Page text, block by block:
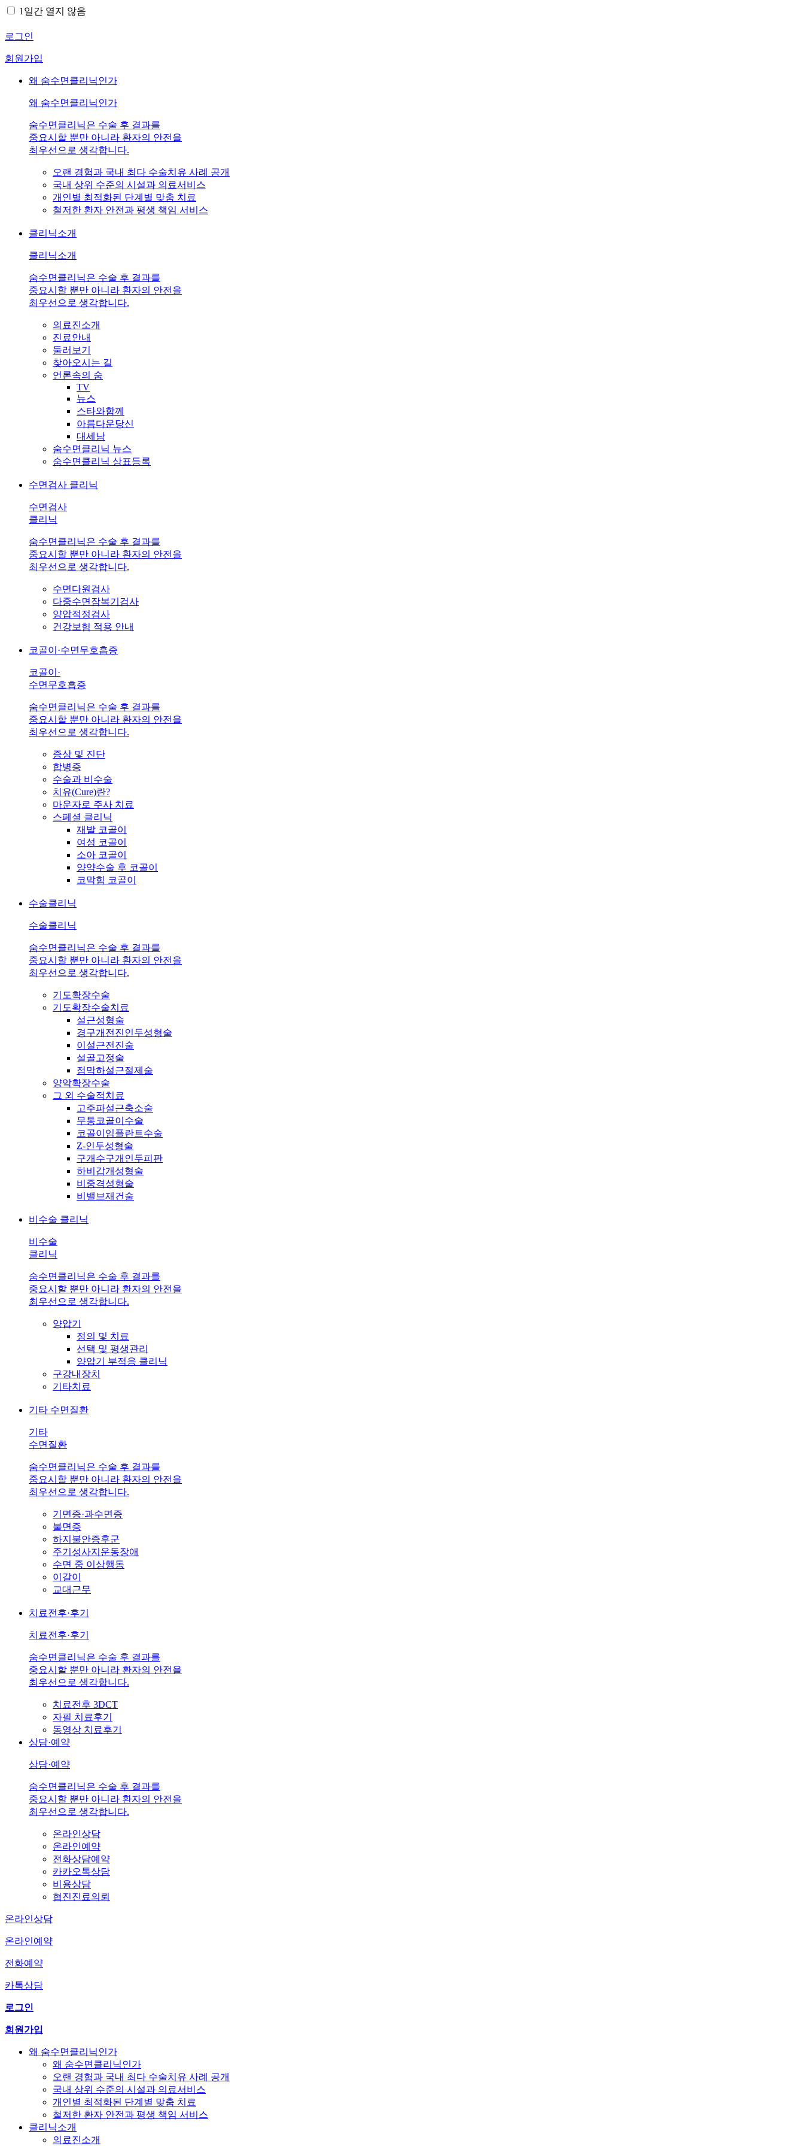
1일간 열지 않음
로그인
회원가입
왜 숨수면클리닉인가
왜 숨수면클리닉인가
숨수면클리닉은 수술 후 결과를
중요시할 뿐만 아니라 환자의 안전을
최우선으로 생각합니다.
오랜 경험과 국내 최다 수술치유 사례 공개
국내 상위 수준의 시설과 의료서비스
개인별 최적화된 단계별 맞춤 치료
철저한 환자 안전과 평생 책임 서비스
클리닉소개
클리닉소개
숨수면클리닉은 수술 후 결과를
중요시할 뿐만 아니라 환자의 안전을
최우선으로 생각합니다.
의료진소개
진료안내
둘러보기
찾아오시는 길
언론속의 숨
TV
뉴스
스타와함께
아름다운당신
대세남
숨수면클리닉 뉴스
숨수면클리닉 상표등록
수면검사 클리닉
수면검사
클리닉
숨수면클리닉은 수술 후 결과를
중요시할 뿐만 아니라 환자의 안전을
최우선으로 생각합니다.
수면다원검사
다중수면잠복기검사
양압적정검사
건강보험 적용 안내
코골이·수면무호흡증
코골이·
수면무호흡증
숨수면클리닉은 수술 후 결과를
중요시할 뿐만 아니라 환자의 안전을
최우선으로 생각합니다.
증상 및 진단
합병증
수술과 비수술
치유(Cure)란?
마운자로 주사 치료
스페셜 클리닉
재발 코골이
여성 코골이
소아 코골이
양약수술 후 코골이
코막힘 코골이
수술클리닉
수술클리닉
숨수면클리닉은 수술 후 결과를
중요시할 뿐만 아니라 환자의 안전을
최우선으로 생각합니다.
기도확장수술
기도확장수술치료
설근성형술
경구개전진인두성형술
이설근전진술
설골고정술
점막하설근절제술
양악확장수술
그 외 수술적치료
고주파설근축소술
무통코골이수술
코골이임플란트수술
Z-인두성형술
구개수구개인두피판
하비갑개성형술
비중격성형술
비밸브재건술
비수술 클리닉
비수술
클리닉
숨수면클리닉은 수술 후 결과를
중요시할 뿐만 아니라 환자의 안전을
최우선으로 생각합니다.
양압기
정의 및 치료
선택 및 평생관리
양압기 부적응 클리닉
구강내장치
기타치료
기타 수면질환
기타
수면질환
숨수면클리닉은 수술 후 결과를
중요시할 뿐만 아니라 환자의 안전을
최우선으로 생각합니다.
기면증·과수면증
불면증
하지불안증후군
주기성사지운동장애
수면 중 이상행동
이갈이
교대근무
치료전후·후기
치료전후·후기
숨수면클리닉은 수술 후 결과를
중요시할 뿐만 아니라 환자의 안전을
최우선으로 생각합니다.
치료전후 3DCT
자필 치료후기
동영상 치료후기
상담·예약
상담·예약
숨수면클리닉은 수술 후 결과를
중요시할 뿐만 아니라 환자의 안전을
최우선으로 생각합니다.
온라인상담
온라인예약
전화상담예약
카카오톡상담
비용상담
협진진료의뢰
온라인상담
온라인예약
전화예약
카톡상담
로그인
회원가입
왜 숨수면클리닉인가
왜 숨수면클리닉인가
오랜 경험과 국내 최다 수술치유 사례 공개
국내 상위 수준의 시설과 의료서비스
개인별 최적화된 단계별 맞춤 치료
철저한 환자 안전과 평생 책임 서비스
클리닉소개
의료진소개